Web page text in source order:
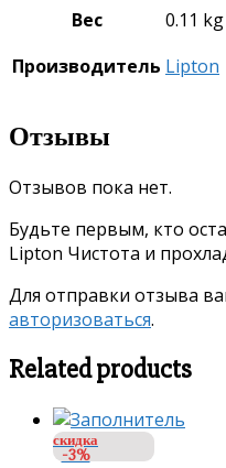
Вес
0.11 kg
Производитель Lipton
Отзывы
Отзывов пока нет.
Будьте первым, кто
Lipton Чистота и
Для отправки отзыва
авторизоваться.
Related products
скидка
-3%